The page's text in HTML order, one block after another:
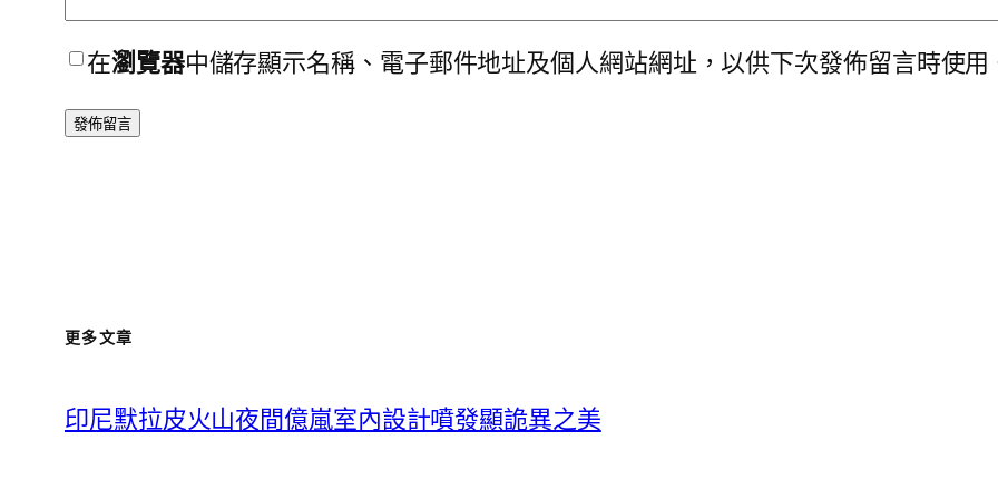
在瀏覽器中儲存顯示名稱、電子郵件地址及個人網站網址，以供下次發佈留言時使用
更多文章
印尼默拉皮火山夜間億嵐室內設計噴發顯詭異之美